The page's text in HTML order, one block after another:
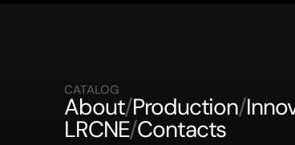
CATALOG
About/Production/
LRCNE/Contacts